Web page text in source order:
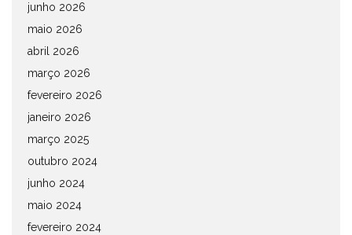
junho 2026
maio 2026
abril 2026
março 2026
fevereiro 2026
janeiro 2026
março 2025
outubro 2024
junho 2024
maio 2024
fevereiro 2024